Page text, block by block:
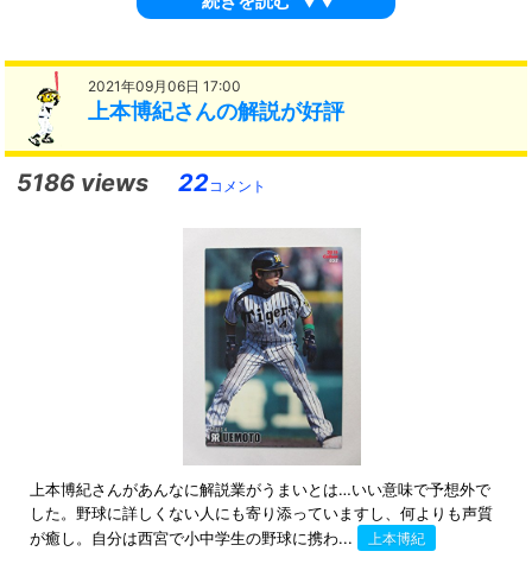
2021年09月06日 17:00
上本博紀さんの解説が好評
5186 views 22コメント
上本博紀さんがあんなに解説業がうまいとは…いい意味で予想外で
した。野球に詳しくない人にも寄り添っていますし、何よりも声質
が癒し。自分は西宮で小中学生の野球に携わ...
上本博紀